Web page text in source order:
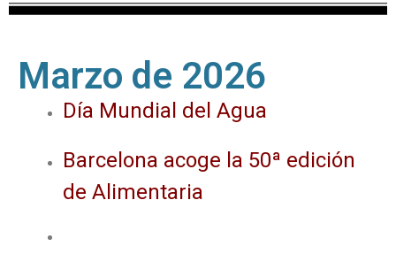
Marzo de 2026
Día Mundial del Agua
Barcelona acoge la 50ª edición
de Alimentaria